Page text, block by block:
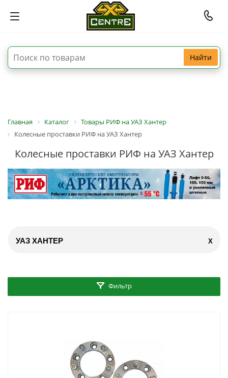
Найти
Главная Каталог
Товары РИФ на УАЗ Хантер
Колесные проставки РИФ на УАЗ Хантер
Колесные проставки РИФ на УАЗ Хантер
УАЗ ХАНТЕР X
Фильтр